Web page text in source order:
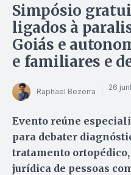
Simpósio
ligados à
Goiás e
e familiares e
Raphael Bezerra 26
Evento reúne
para debater
tratamento
jurídica de pessoas